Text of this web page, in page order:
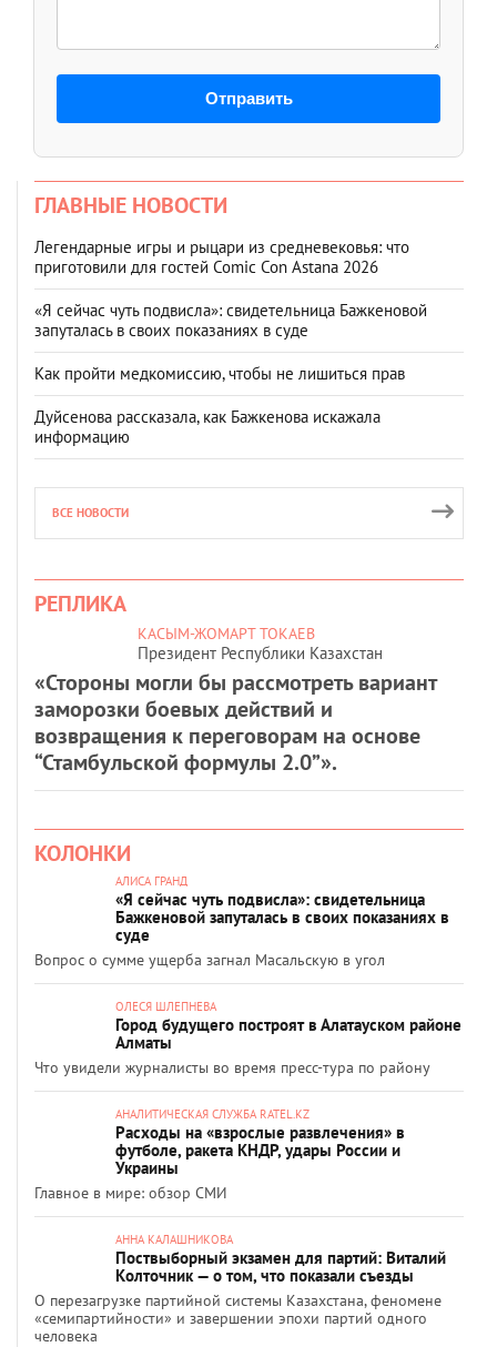
Отправить
ГЛАВНЫЕ НОВОСТИ
Легендарные игры и рыцари из средневековья: что
приготовили для гостей Comic Con Astana 2026
«Я сейчас чуть подвисла»: свидетельница Бажкеновой
запуталась в своих показаниях в суде
Как пройти медкомиссию, чтобы не лишиться прав
Дуйсенова рассказала, как Бажкенова искажала
информацию
ВСЕ НОВОСТИ
РЕПЛИКА
КАСЫМ-ЖОМАРТ ТОКАЕВ
Президент Республики Казахстан
«Стороны могли бы рассмотреть вариант
заморозки боевых действий и
возвращения к переговорам на основе
“Стамбульской формулы 2.0”».
КОЛОНКИ
АЛИСА ГРАНД
«Я сейчас чуть подвисла»: свидетельница
Бажкеновой запуталась в своих показаниях в
суде
Вопрос о сумме ущерба загнал Масальскую в угол
ОЛЕСЯ ШЛЕПНЕВА
Город будущего построят в Алатауском районе
Алматы
Что увидели журналисты во время пресс-тура по району
АНАЛИТИЧЕСКАЯ СЛУЖБА RATEL.KZ
Расходы на «взрослые развлечения» в
футболе, ракета КНДР, удары России и
Украины
Главное в мире: обзор СМИ
АННА КАЛАШНИКОВА
Поствыборный экзамен для партий: Виталий
Колточник — о том, что показали съезды
О перезагрузке партийной системы Казахстана, феномене
«семипартийности» и завершении эпохи партий одного
человека